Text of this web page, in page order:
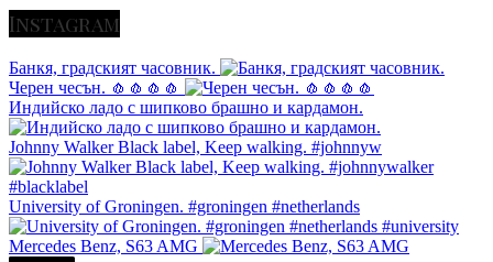
Instagram
Банкя, градският часовник.
Черен чесън. 🧄🧄🧄🧄
Индийско ладо с шипково брашно и кардамон.
Johnny Walker Black label, Keep walking. #johnnyw
University of Groningen. #groningen #netherlands
Mercedes Benz, S63 AMG